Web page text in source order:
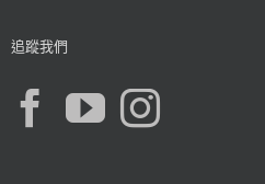
追蹤我們